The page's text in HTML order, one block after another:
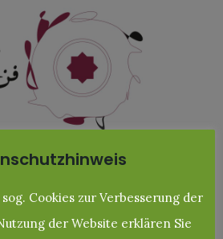
Cookies zur Verbesserung der
der Website erklären Sie